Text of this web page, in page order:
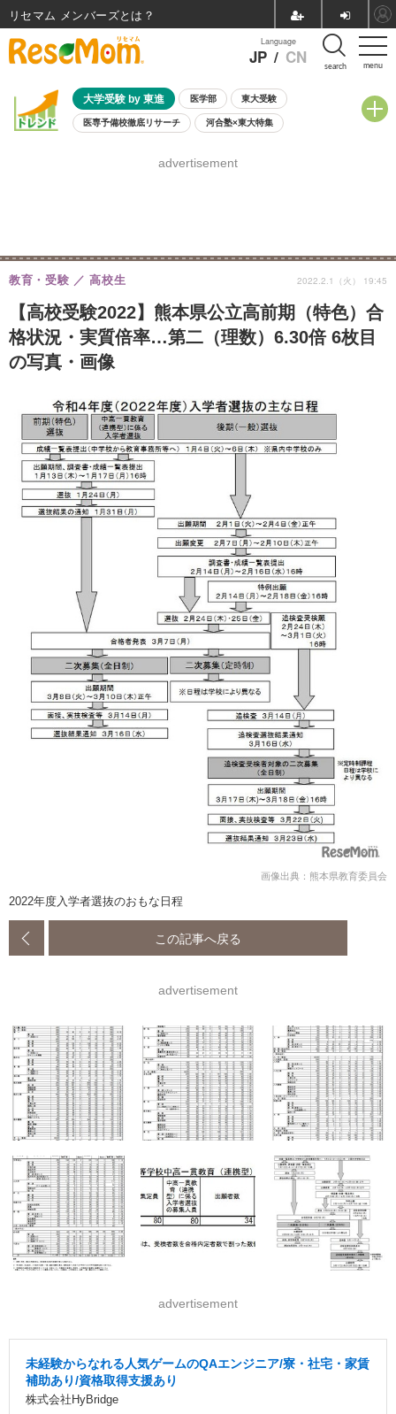
menu
Language
JP / CN search
大学受験 by 東進 医学部 東大受験
医専予備校徹底リサーチ 河合塾×東大特集
8月開催学校説明会・相談会
advertisement
【高校受験2022】熊本県公立高前期（特色）合
格状況・実質倍率…第二（理数）6.30倍 6枚目
の写真・画像
教育・受験 高校生 2022.2.1（火） 19:45
画像出典：熊本県教育委員会
2022年度入学者選抜のおもな日程
この記事へ戻る
advertisement
advertisement
未経験からなれる人気ゲームのQAエンジニア/寮・社宅・家賃
補助あり/資格取得支援あり
株式会社HyBridge
リセマム メンバーズ